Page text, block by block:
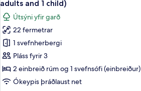
and
child)
myndir
fyrir
Superior-
herbergi
með
tvíbreiðu
rúmi
adults and 1 child)
Útsýni yfir garð
22 fermetrar
1 svefnherbergi
Pláss fyrir 3
2 einbreið rúm og 1 svefnsófi (einbreiður)
Ókeypis þráðlaust net